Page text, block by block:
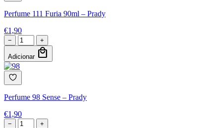
Perfume 111 Furia 90ml – Prady
€1,90
− +
Adicionar local_mall
Perfume 98 Sense – Prady
€1,90
− +